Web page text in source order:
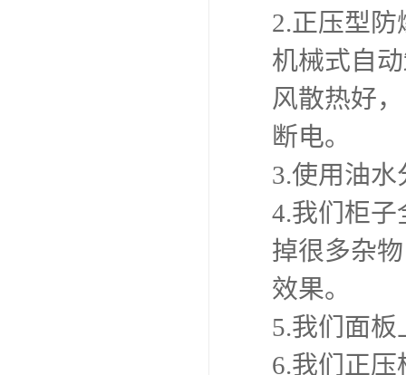
2.正压型
机械式自
风散热好
断电。
3.使用油
4.我们柜
掉很多杂
效果。
5.我们面
6.我们正